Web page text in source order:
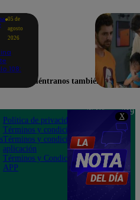
X
05 de
agosto
2026
108:
una
Encuéntranos también en
Política de privacidad
Términos y condiciones
Términos y condiciones
aplicación
Términos y Condiciones
APP
Teléfono: 219
Av. San
Felipe 968
Jesús María